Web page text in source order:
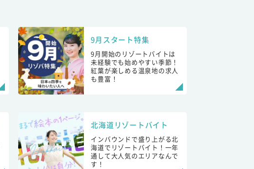
9月スタート特集
9月開始のリゾートバイトは
未経験でも始めやすい季節！
紅葉が楽しめる温泉地の求人
も豊富！
北海道リゾートバイト
インバウンドで盛り上がる北
海道でリゾートバイト！一年
通して大人気のエリアなんで
す！